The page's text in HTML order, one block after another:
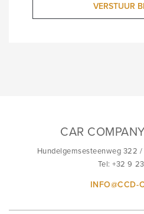
VERSTUUR
CAR
Hundelgemsesteenweg 322
Tel: +32 9
INFO@CCD-